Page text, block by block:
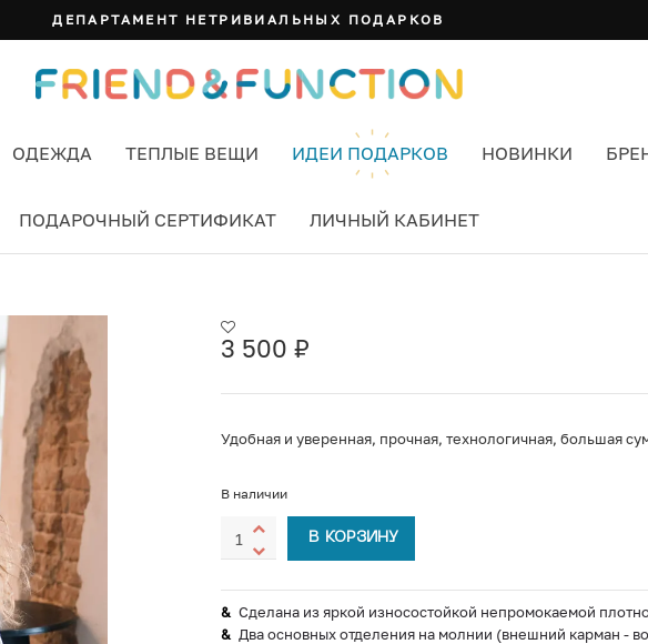
ДЕПАРТАМЕНТ НЕТРИВИАЛЬНЫХ ПОДАРКОВ
ОДЕЖДА ТЕПЛЫЕ ВЕЩИ ИДЕИ ПОДАРКОВ НОВИНКИ
ПОДАРОЧНЫЙ СЕРТИФИКАТ ЛИЧНЫЙ КАБИНЕТ
3 500 ₽
Удобная и уверенная, прочная, технологичная, большая
В наличии
В КОРЗИНУ
Сделана из яркой износостойкой непромокаемой
Два основных отделения на молнии (внешний карман -